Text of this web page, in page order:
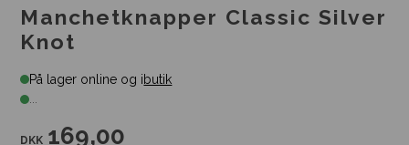
Manchetknapper Classic Silver
Knot
På lager online og ibutik
...
DKK 169,00